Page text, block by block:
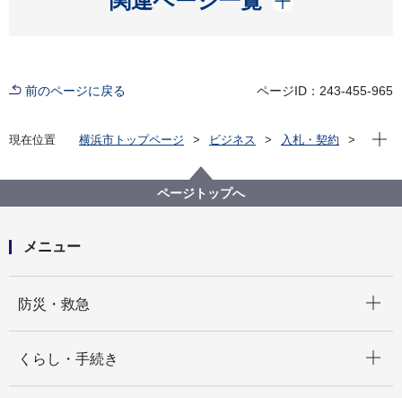
前のページに戻る ページID：243-455-965
現在位置 横浜市トップページ ビジネス
入札・契約
現在
ページトップへ
メニュー
防災・救急
くらし・手続き